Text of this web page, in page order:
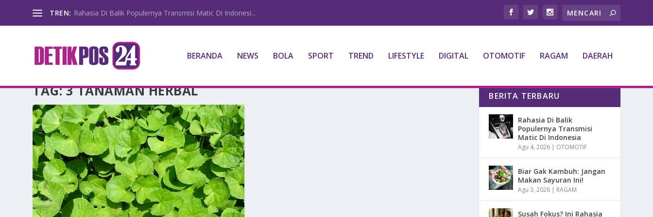
TREN: Rahasia Di Balik Populernya Transmisi Matic Di Indonesi...
BERANDA NEWS BOLA SPORT TREND LIFESTYLE DIGITAL OTOMOTIF RAGAM DAERAH
TAG:3 TANAMAN HERBAL BERITA TERBARU
Rahasia Di Balik
Populernya Transmisi
Matic Di Indonesia
Agu 4, 2026 | OTOMOTIF
Biar Gak Kambuh: Jangan
Makan Sayuran Ini!
Agu 3, 2026 | RAGAM
Susah Fokus? Ini Rahasia